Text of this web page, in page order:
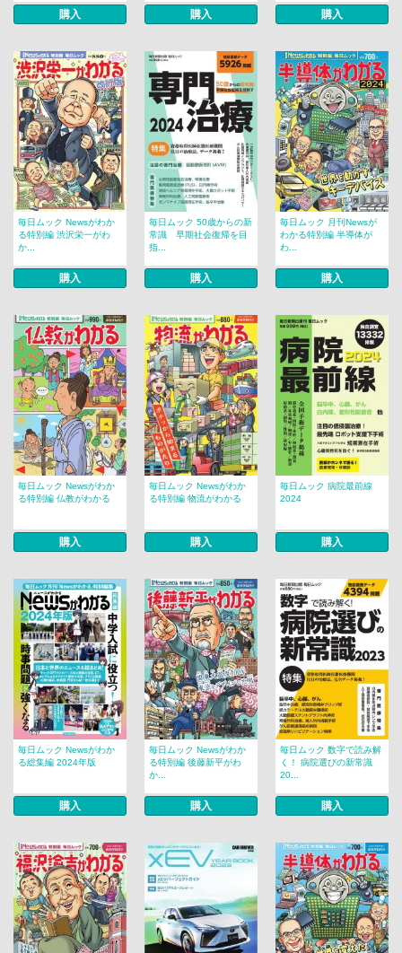
購入 購入 購入
毎日ムック Newsがわか
る特別編 渋沢栄一がわ
か...
購入
毎日ムック 50歳からの新
常識 早期社会復帰を目
指...
購入
毎日ムック 月刊Newsが
わかる特別編 半導体が
わ...
購入
毎日ムック Newsがわか
る特別編 仏教がわかる
購入
毎日ムック Newsがわか
る特別編 物流がわかる
購入
毎日ムック 病院最前線
2024
購入
毎日ムック Newsがわか
る総集編 2024年版
購入
毎日ムック Newsがわか
る特別編 後藤新平がわ
か...
購入
毎日ムック 数字で読み解
く！ 病院選びの新常識
20...
購入